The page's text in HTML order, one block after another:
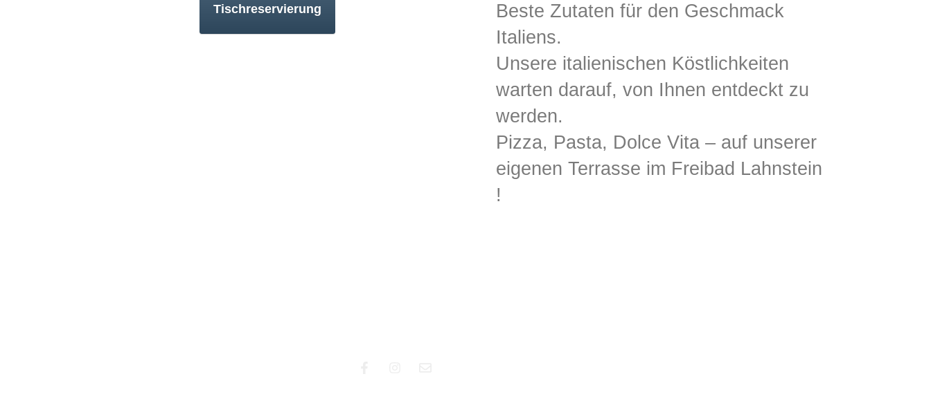
Tischreservierung
Beste Zutaten für den Geschmack
Italiens.
Unsere italienischen Köstlichkeiten
warten darauf, von Ihnen entdeckt zu
werden.
Pizza, Pasta, Dolce Vita – auf unserer
eigenen Terrasse im Freibad Lahnstein
!